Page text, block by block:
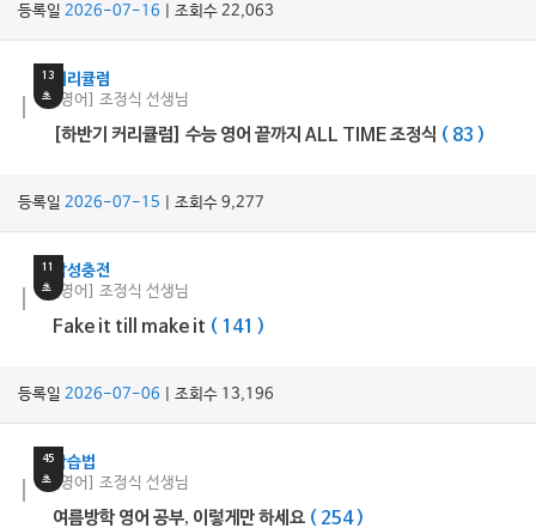
등록일 2026-07-16 | 조회수 22,063
13
초
커리큘럼
[영어] 조정식 선생님
[하반기 커리큘럼] 수능 영어 끝까지 ALL TIME 조정식 ( 83 )
등록일 2026-07-15 | 조회수 9,277
11
초
감성충전
[영어] 조정식 선생님
Fake it till make it ( 141 )
등록일 2026-07-06 | 조회수 13,196
45
초
학습법
[영어] 조정식 선생님
여름방학 영어 공부, 이렇게만 하세요 ( 254 )